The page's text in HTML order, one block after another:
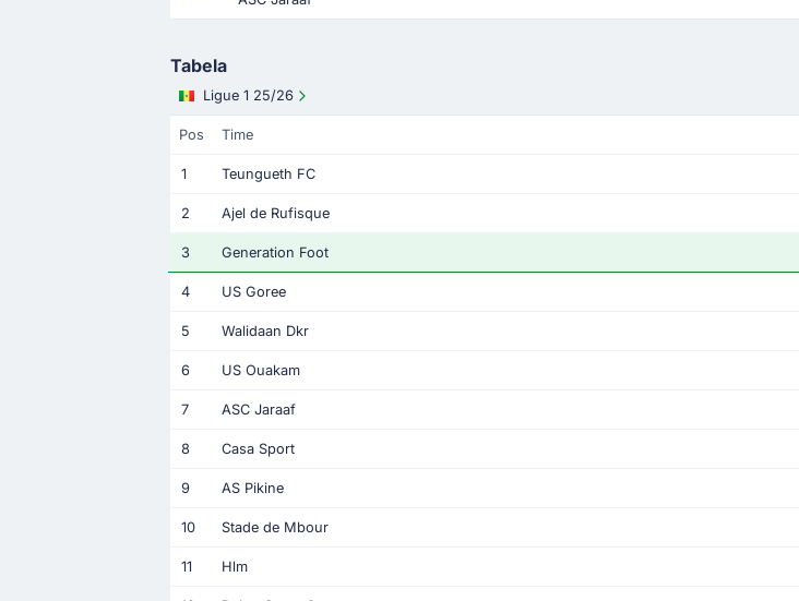
Tabela
Ligue 1 25/26
Pos Time
1 Teungueth FC
2 Ajel de Rufisque
3 Generation Foot
4 US Goree
5 Walidaan Dkr
6 US Ouakam
7 ASC Jaraaf
8 Casa Sport
9 AS Pikine
10 Stade de Mbour
11 Hlm